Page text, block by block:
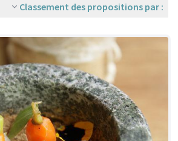
Classement des propositions par :